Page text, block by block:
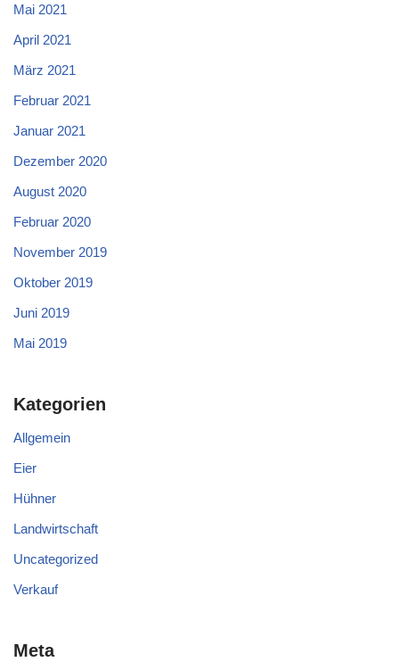
Mai 2021
April 2021
März 2021
Februar 2021
Januar 2021
Dezember 2020
August 2020
Februar 2020
November 2019
Oktober 2019
Juni 2019
Mai 2019
Kategorien
Allgemein
Eier
Hühner
Landwirtschaft
Uncategorized
Verkauf
Meta